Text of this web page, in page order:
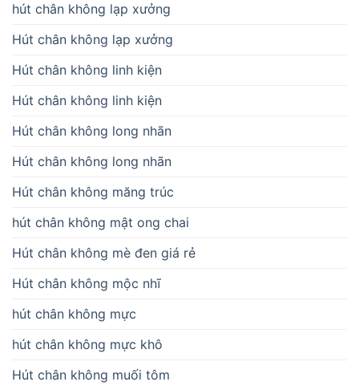
hút chân không lạp xưởng
Hút chân không lạp xưởng
Hút chân không linh kiện
Hút chân không linh kiện
Hút chân không long nhãn
Hút chân không long nhãn
Hút chân không măng trúc
hút chân không mật ong chai
Hút chân không mè đen giá rẻ
Hút chân không mộc nhĩ
hút chân không mực
hút chân không mực khô
Hút chân không muối tôm